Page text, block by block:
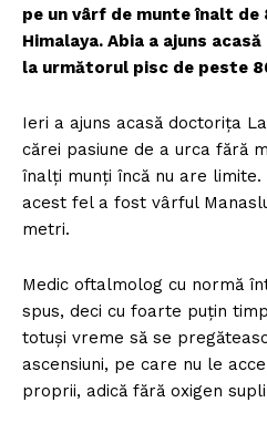
pe un vârf de munte înalt de
Himalaya. Abia a ajuns
la următorul pisc de peste
Ieri a ajuns acasă doctorița
cărei pasiune de a urca fără
înalți munți încă nu are limite.
acest fel a fost vârful
metri.
Medic oftalmolog cu normă
spus, deci cu foarte puțin
totuși vreme să se
ascensiuni, pe care nu le
proprii, adică fără oxigen